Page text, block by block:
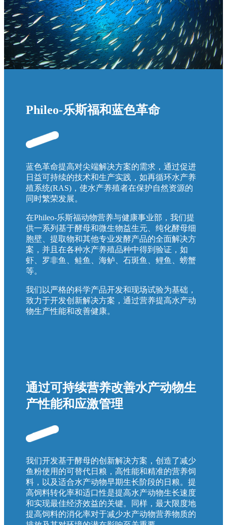
Phileo-乐斯福和蓝色革命
蓝色革命提高对尖端解决方案的需求，通过促进
日益可持续的技术和生产实践，如再循环水产养
殖系统(RAS)，使水产养殖者在保护自然资源的
同时繁荣发展。
在Phileo-乐斯福动物营养与健康事业部，我们提
供一系列基于酵母和微生物益生元、纯化酵母细
胞壁、提取物和其他专业发酵产品的全面解决方
案，并且在各种水产养殖品种中得到验证，如
虾、罗非鱼、鲑鱼、海鲈、石斑鱼、鲤鱼、螃蟹
等。
我们以严格的科学产品开发和现场试验为基础，
致力于开发创新解决方案，通过营养提高水产动
物生产性能和改善健康。
通过可持续营养改善水产动物生
产性能和应激管理
我们开发基于酵母的创新解决方案，创造了减少
鱼粉使用的可替代日粮，高性能和精准的营养饲
料，以及适合水产动物早期生长阶段的日粮。提
高饲料转化率和适口性是提高水产动物生长速度
和实现最佳经济效益的关键。同样，最大限度地
提高饲料的消化率对于减少水产动物营养物质的